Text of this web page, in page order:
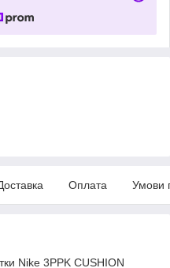
Оплата Умови
Nike 3PPK CUSHION